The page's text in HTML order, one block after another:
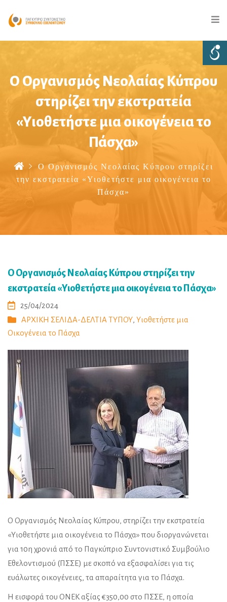
Ο Οργανισμός Νεολαίας Κύπρου
στηρίζει την εκστρατεία
«Υιοθετήστε μια οικογένεια το
Πάσχα»
Ο Οργανισμός Νεολαίας Κύπρου στηρίζει
την εκστρατεία «Υιοθετήστε μια οικογένεια το
Πάσχα»
Ο Οργανισμός Νεολαίας Κύπρου στηρίζει την
εκστρατεία «Υιοθετήστε μια οικογένεια το Πάσχα»
25/04/2024
ΑΡΧΙΚΗ ΣΕΛΙΔΑ-ΔΕΛΤΙΑ ΤΥΠΟΥ, Υιοθετήστε μια
Οικογένεια το Πάσχα
Ο Οργανισμός Νεολαίας Κύπρου, στηρίζει την εκστρατεία
«Υιοθετήστε μια οικογένεια το Πάσχα» που διοργανώνεται
για 10η χρονιά από το Παγκύπριο Συντονιστικό Συμβούλιο
Εθελοντισμού (ΠΣΣΕ) με σκοπό να εξασφαλίσει για τις
ευάλωτες οικογένειες, τα απαραίτητα για το Πάσχα.
Η εισφορά του ΟΝΕΚ αξίας €350,00 στο ΠΣΣΕ, η οποία